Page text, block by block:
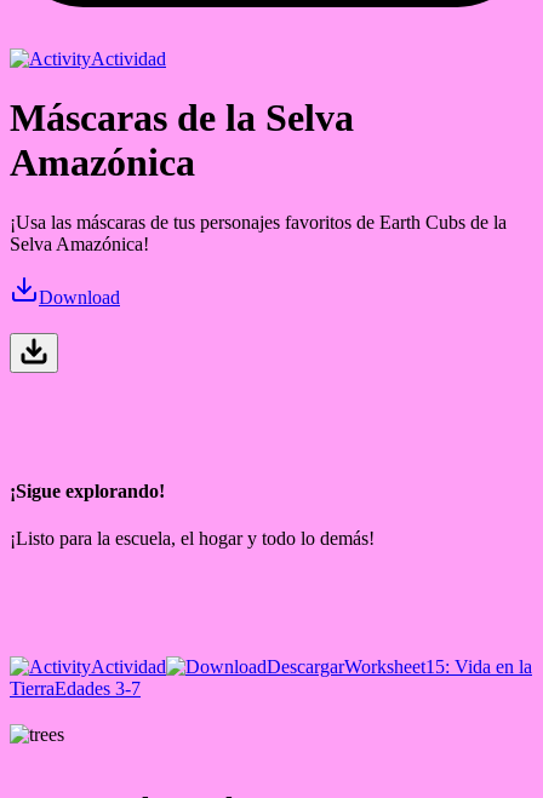
Actividad
Máscaras de la Selva
Amazónica
¡Usa las máscaras de tus personajes favoritos de Earth Cubs de la
Selva Amazónica!
Download
¡Sigue explorando!
¡Listo para la escuela, el hogar y todo lo demás!
Actividad DescargarWorksheet15: Vida en la
TierraEdades 3-7